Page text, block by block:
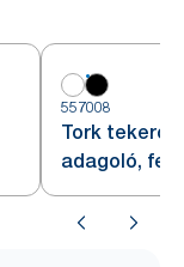
557008
Tork
adagoló,